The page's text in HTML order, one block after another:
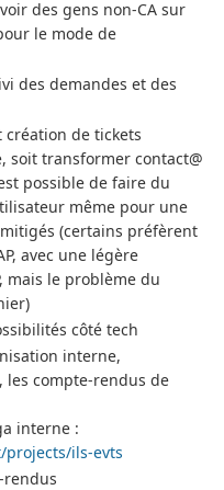
des gens non-CA sur
le mode de
des demandes et des
création de tickets
soit transformer contact@
possible de faire du
même pour une
(certains préfèrent
avec une légère
mais le problème du
côté tech
interne,
les compte-rendus de
interne :
ils-evts
rendus